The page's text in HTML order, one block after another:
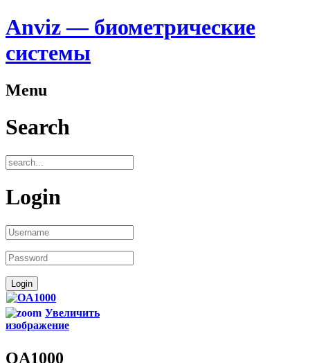
Anviz — биометрические
системы
Menu
Search
Login
Увеличить
изображение
OA1000